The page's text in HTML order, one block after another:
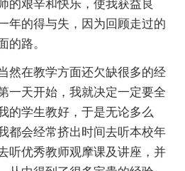
的艰辛和快乐，使我获益良
年的得与失，因为回顾走过的
的路。
然在教学方面还欠缺很多的经
一天开始，我就决定一定要全
的学生教好，于是无论多么
都会经常挤出时间去听本校年
听优秀教师观摩课及讲座，并